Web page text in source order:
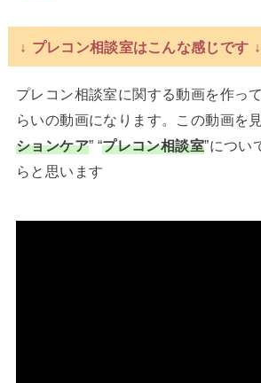
↓ プレコン相談室はこんな感じです ↓
プレコン相談室に関する動画を作っ
らいの動画になります。この動画を
ションケア” “プレコン相談室”につい
らと思います